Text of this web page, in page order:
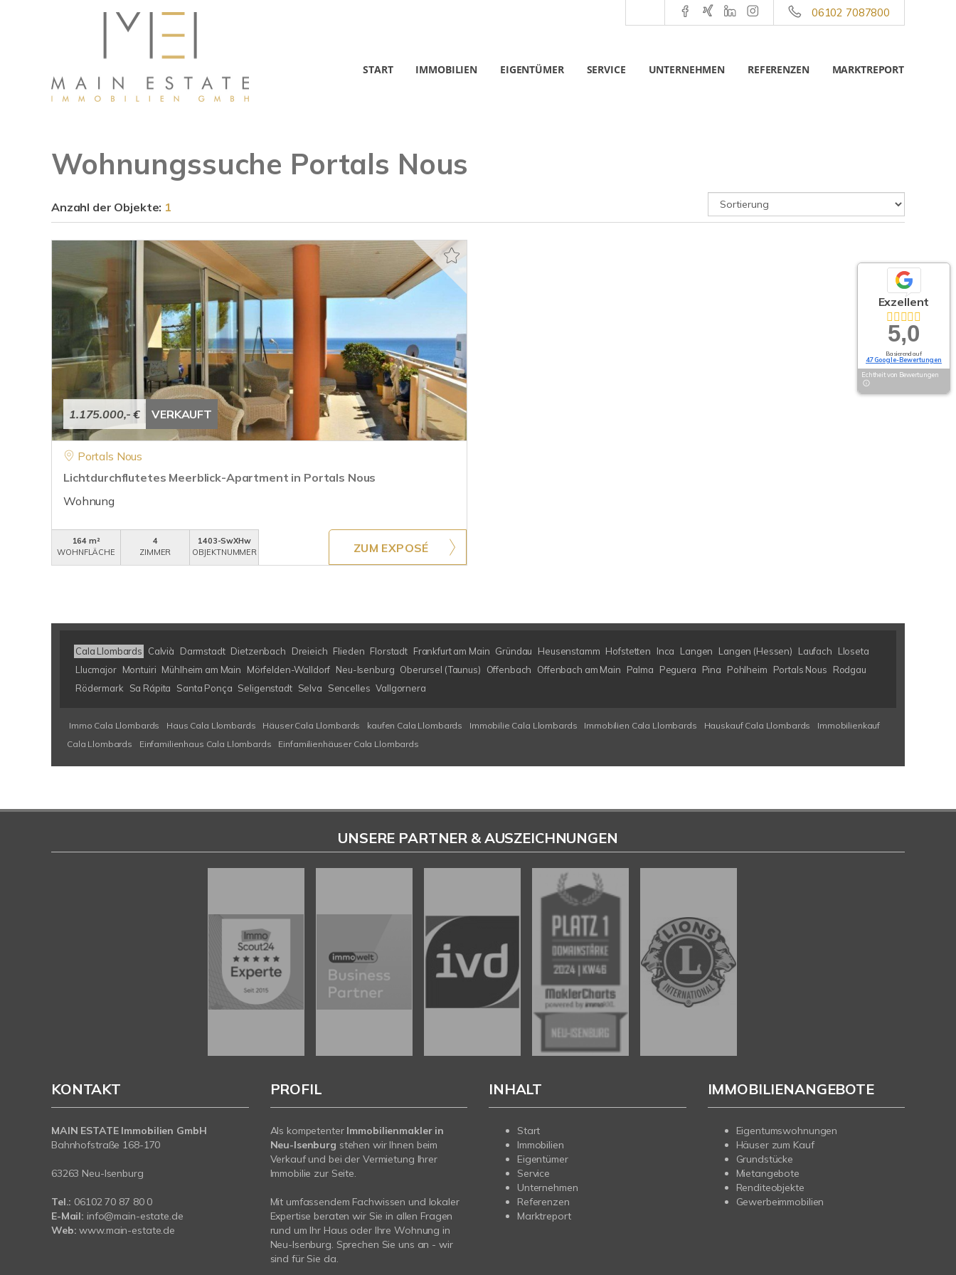
06102 7087800
START IMMOBILIEN EIGENTÜMER SERVICE UNTERNEHMEN REFERENZEN MARKTREPORT
Wohnungssuche Portals Nous
Anzahl der Objekte: 1
1.175.000,- € VERKAUFT
Portals Nous
Lichtdurchflutetes Meerblick-Apartment in Portals Nous
Wohnung
164 m²
WOHNFLÄCHE
4
ZIMMER
1403-SwXHw
OBJEKTNUMMER
ZUM EXPOSÉ
Cala Llombards Calvià Darmstadt Dietzenbach Dreieich Flieden Florstadt Frankfurt am Main Gründau Heusenstamm Hofstetten Inca Langen Langen (Hessen) Laufach
Lloseta
Llucmajor Montuiri Mühlheim am Main Mörfelden-Walldorf Neu-Isenburg Oberursel (Taunus) Offenbach Offenbach am Main Palma Peguera Pina Pohlheim Portals Nous
Rodgau
Rödermark
Sa Rápita Santa Ponça Seligenstadt Selva Sencelles Vallgornera
Immo Cala Llombards Haus Cala Llombards Häuser Cala Llombards kaufen Cala Llombards Immobilie Cala Llombards Immobilien Cala Llombards Hauskauf Cala Llombards
Immobilienkauf
Cala Llombards
Einfamilienhaus Cala Llombards Einfamilienhäuser Cala Llombards
Exzellent
5,0
Basierend auf
47 Google-Bewertungen
Echtheit von Bewertungen
UNSERE PARTNER & AUSZEICHNUNGEN
KONTAKT
MAIN ESTATE Immobilien GmbH
Bahnhofstraße 168-170
63263 Neu-Isenburg
Tel.: 06102 70 87 80 0
E-Mail: info@main-estate.de
Web: www.main-estate.de
PROFIL
Als kompetenter Immobilienmakler in
Neu-Isenburg stehen wir Ihnen beim
Verkauf und bei der Vermietung Ihrer
Immobilie zur Seite.
Mit umfassendem Fachwissen und lokaler
Expertise beraten wir Sie in allen Fragen
rund um Ihr Haus oder Ihre Wohnung in
Neu-Isenburg. Sprechen Sie uns an - wir
sind für Sie da.
INHALT
Start
Immobilien
Eigentümer
Service
Unternehmen
Referenzen
Marktreport
IMMOBILIENANGEBOTE
Eigentumswohnungen
Häuser zum Kauf
Grundstücke
Mietangebote
Renditeobjekte
Gewerbeimmobilien